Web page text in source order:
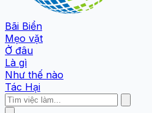
Bãi Biển
Mẹo vặt
Ở đâu
Là gì
Như thế nào
Tác Hại